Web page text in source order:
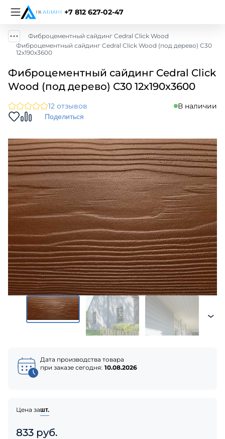
+7 812 627-02-47
Фиброцементный сайдинг Cedral Click Wood
Фиброцементный сайдинг Cedral Click Wood (под дерево) С30
12х190х3600
Фиброцементный сайдинг Cedral Click
Wood (под дерево) С30 12х190х3600
12 отзывов В наличии
Поделиться
Дата производства товара
при заказе сегодня: 10.08.2026
Цена зашт.
833 руб.